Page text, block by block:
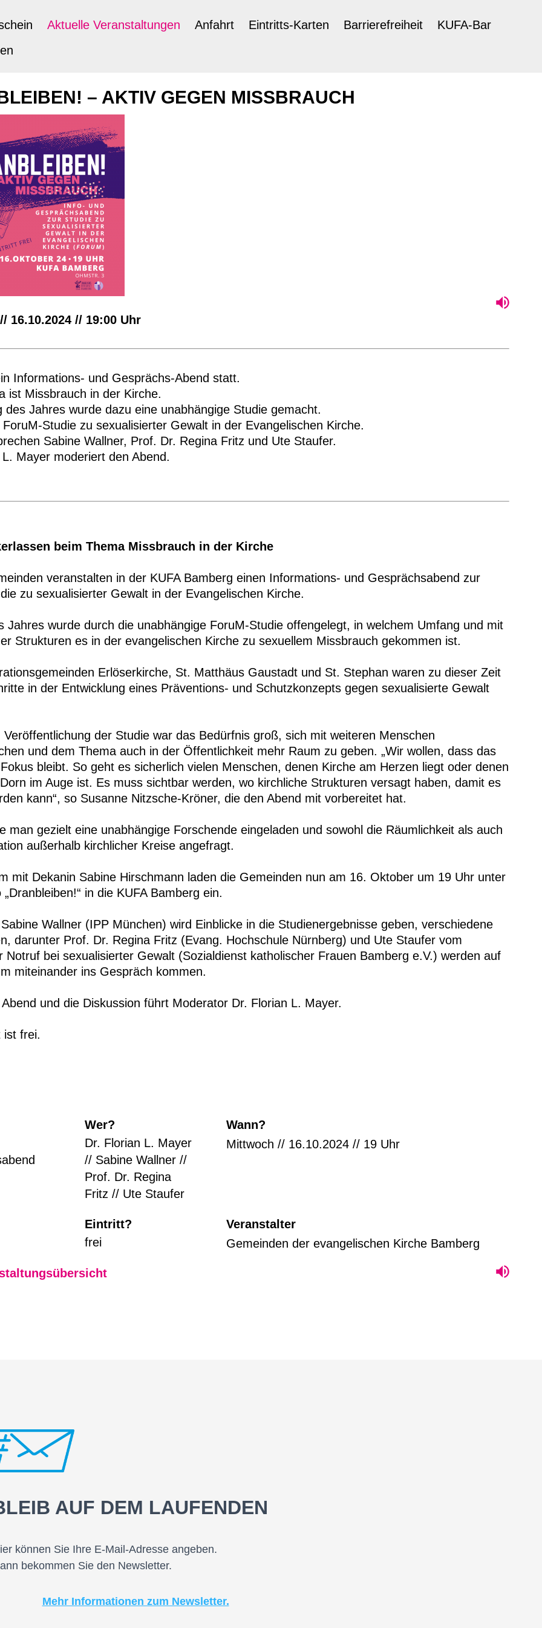
Aktuelle Veranstaltungen Anfahrt Eintritts-Karten Barrierefreiheit
KUFA-Bar
– AKTIV GEGEN MISSBRAUCH
16.10.2024 // 19:00 Uhr
Informations- und Gesprächs-Abend statt.
ist Missbrauch in der Kirche.
des Jahres wurde dazu eine unabhängige Studie gemacht.
Studie zu sexualisierter Gewalt in der Evangelischen Kirche.
Sabine Wallner, Prof. Dr. Regina Fritz und Ute Staufer.
Mayer moderiert den Abend.
beim Thema Missbrauch in der Kirche
veranstalten in der KUFA Bamberg einen Informations- und Gesprächsabend zur
zu sexualisierter Gewalt in der Evangelischen Kirche.
Jahres wurde durch die unabhängige ForuM-Studie offengelegt, in welchem Umfang und mit
Strukturen es in der evangelischen Kirche zu sexuellem Missbrauch gekommen ist.
Erlöserkirche, St. Matthäus Gaustadt und St. Stephan waren zu dieser Zeit
in der Entwicklung eines Präventions- und Schutzkonzepts gegen sexualisierte Gewalt
Veröffentlichung der Studie war das Bedürfnis groß, sich mit weiteren Menschen
und dem Thema auch in der Öffentlichkeit mehr Raum zu geben. „Wir wollen, dass das
bleibt. So geht es sicherlich vielen Menschen, denen Kirche am Herzen liegt oder denen
im Auge ist. Es muss sichtbar werden, wo kirchliche Strukturen versagt haben, damit es
kann“, so Susanne Nitzsche-Kröner, die den Abend mit vorbereitet hat.
man gezielt eine unabhängige Forschende eingeladen und sowohl die Räumlichkeit als auch
außerhalb kirchlicher Kreise angefragt.
mit Dekanin Sabine Hirschmann laden die Gemeinden nun am 16. Oktober um 19 Uhr unter
in die KUFA Bamberg ein.
Wallner (IPP München) wird Einblicke in die Studienergebnisse geben, verschiedene
darunter Prof. Dr. Regina Fritz (Evang. Hochschule Nürnberg) und Ute Staufer vom
Notruf bei sexualisierter Gewalt (Sozialdienst katholischer Frauen Bamberg e.V.) werden auf
miteinander ins Gespräch kommen.
und die Diskussion führt Moderator Dr. Florian L. Mayer.
ist frei.
Wer?
Dr. Florian L. Mayer
// Sabine Wallner //
Prof. Dr. Regina
Fritz // Ute Staufer
Wann?
Mittwoch // 16.10.2024 // 19 Uhr
Eintritt?
frei
Veranstalter
Gemeinden der evangelischen Kirche Bamberg
AUF DEM LAUFENDEN
können Sie Ihre E-Mail-Adresse angeben.
bekommen Sie den Newsletter.
Mehr Informationen zum Newsletter.